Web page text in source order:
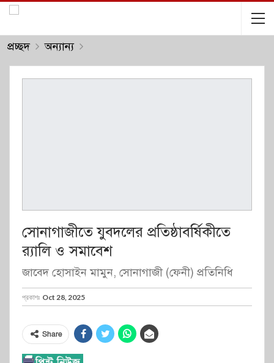
প্রচ্ছদ অন্যান্য
সোনাগাজীতে যুবদলের প্রতিষ্ঠাবর্ষিকীতে
র‌্যালি ও সমাবেশ
জাবেদ হোসাইন মামুন, সোনাগাজী (ফেনী) প্রতিনিধি
প্রকাশঃ Oct 28, 2025
Share